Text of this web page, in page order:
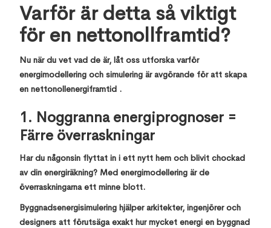
Varför är detta så viktigt
för en nettonollframtid?
Nu när du vet vad de är, låt oss utforska varför
energimodellering och simulering är avgörande för att skapa
en nettonollenergiframtid .
1. Noggranna energiprognoser =
Färre överraskningar
Har du någonsin flyttat in i ett nytt hem och blivit chockad
av din energiräkning? Med energimodellering är de
överraskningarna ett minne blott.
Byggnadsenergisimulering hjälper arkitekter, ingenjörer och
designers att förutsäga exakt hur mycket energi en byggnad